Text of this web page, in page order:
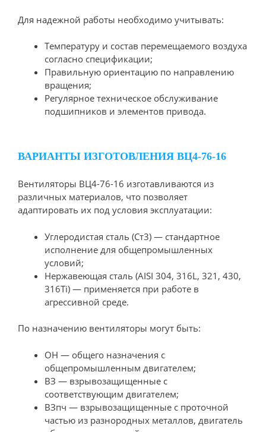
Для надежной работы необходимо учитывать:
Температуру и состав перемещаемого воздуха
согласно спецификации;
Правильную ориентацию по направлению
вращения;
Регулярное техническое обслуживание
подшипников и элементов привода.
ВАРИАНТЫ ИЗГОТОВЛЕНИЯ ВЦ4-76-16
Вентиляторы ВЦ4-76-16 изготавливаются из
различных материалов, что позволяет
адаптировать их под условия эксплуатации:
Углеродистая сталь (Ст3) — стандартное
исполнение для общепромышленных
условий;
Нержавеющая сталь (AISI 304, 316L, 321, 430,
316Ti) — применяется при работе в
агрессивной среде.
По назначению вентиляторы могут быть:
ОН — общего назначения с
общепромышленным двигателем;
ВЗ — взрывозащищенные с
соответствующим двигателем;
ВЗпч — взрывозащищенные с проточной
частью из разнородных металлов, двигатель